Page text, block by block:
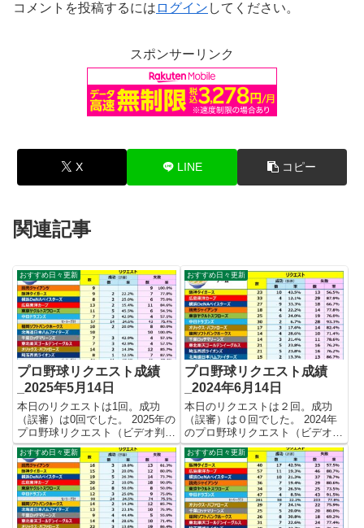
コメントを投稿するには ログイン してください。
スポンサーリンク
X LINE コピー
関連記事
おすすめ日々更新
プロ野球リクエスト成績
_2025年5月14日
本日のリクエストは1回。成功
（誤審）は0回でした。 2025年の
プロ野球リクエスト（ビデオ判
定）成績を記録集計しています。
今シーズンのリクエスト成功率は
これで22.1%。リクエスト数113
回、成功25回、失敗88回となり
ました。 【リクエス...
おすすめ日々更新
プロ野球リクエスト成績
_2024年6月14日
本日のリクエストは２回。成功
（誤審）は０回でした。 2024年
のプロ野球リクエスト（ビデオ判
定）成績を記録集計しています。
今シーズンのリクエスト成功率は
これで22.1%。リクエスト数258
回、成功57回、失敗201回となり
ました。 【リク...
おすすめ日々更新 おすすめ日々更新